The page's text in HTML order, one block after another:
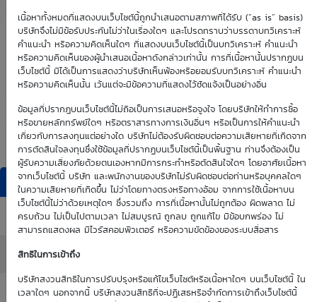
เนื้อหาทั้งหมดที่แสดงบนเว็บไซต์นี้ถูกนำเสนอตามสภาพที่ได้รับ (“as is” basis)
บริษัทจึงไม่มีข้อรับประกันไม่ว่าในเรื่องใดๆ และโปรดทราบว่าบรรดาบทวิเคราะห์
คำแนะนำ หรือความคิดเห็นใดๆ ที่แสดงบนเว็บไซต์นี้เป็นบทวิเคราะห์ คำแนะนำ
หรือความคิดเห็นของผู้นำเสนอเนื้อหาดังกล่าวเท่านั้น การที่เนื้อหานั้นปรากฏบน
เว็บไซต์นี้ มิได้เป็นการแสดงว่าบริษัทเห็นพ้องหรือยอมรับบทวิเคราะห์ คำแนะนำ
หรือความคิดเห็นนั้น เว้นแต่จะมีข้อความที่แสดงไว้ชัดแจ้งเป็นอย่างอื่น
ข้อมูลที่ปรากฎบนเว็บไซต์นี้ไม่ถือเป็นการเสนอหรือจูงใจ โดยบริษัทให้ทำการซื้อ
หรือขายหลักทรัพย์ใดๆ หรือตราสารทางการเงินอื่นๆ หรือเป็นการให้คำแนะนำ
เกี่ยวกับการลงทุนแต่อย่างใด บริษัทไม่ต้องรับผิดชอบต่อความเสียหายที่เกิดจาก
การตัดสินใจลงทุนซึ่งใช้ข้อมูลที่ปรากฏบนเว็บไซต์นี้เป็นพื้นฐาน ท่านจึงต้องเป็น
ผู้รับความเสี่ยงภัยด้วยตนเองหากมีการกระทำหรือตัดสินใจใดๆ โดยอาศัยเนื้อหา
จากเว็บไซต์นี้ บริษัท และพนักงานของบริษัทไม่รับผิดชอบต่อท่านหรือบุคคลใดๆ
ในความเสียหายที่เกิดขึ้น ไม่ว่าโดยทางตรงหรือทางอ้อม จากการใช้เนื้อหาบน
เว็บไซต์นี้ไม่ว่าด้วยเหตุใดๆ ซึ่งรวมถึง การที่เนื้อหานั้นไม่ถูกต้อง ผิดพลาด ไม่
ครบถ้วน ไม่เป็นไปตามเวลา ไม่สมบูรณ์ ถูกลบ ถูกแก้ไข มีข้อบกพร่อง ไม่
สามารถแสดงผล มีไวรัสคอมพิวเตอร์ หรือความขัดข้องของระบบสื่อสาร
สิทธิในการเข้าถึง
บริษัทสงวนสิทธิในการปรับปรุงหรือแก้ไขเว็บไซต์หรือเนื้อหาใดๆ บนเว็บไซต์นี้ ใน
เวลาใดๆ นอกจากนี้ บริษัทสงวนสิทธิที่จะปฏิเสธหรือจำกัดการเข้าถึงเว็บไซต์นี้
Effective Gearing
0.00
Sensitivity
0.00
Time Decay
0.00 %
TTM (days)
DW Indicators
Effective Gearing
: 0.00
Sensitivity
Time Decay (%)
: 0.00%